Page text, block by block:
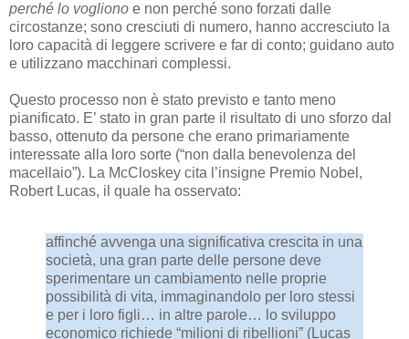
perché lo vogliono e non perché sono forzati dalle
circostanze; sono cresciuti di numero, hanno accresciuto la
loro capacità di leggere scrivere e far di conto; guidano auto
e utilizzano macchinari complessi.
Questo processo non è stato previsto e tanto meno
pianificato. E’ stato in gran parte il risultato di uno sforzo dal
basso, ottenuto da persone che erano primariamente
interessate alla loro sorte (“non dalla benevolenza del
macellaio”). La McCloskey cita l’insigne Premio Nobel,
Robert Lucas, il quale ha osservato:
affinché avvenga una significativa crescita in una
società, una gran parte delle persone deve
sperimentare un cambiamento nelle proprie
possibilità di vita, immaginandolo per loro stessi
e per i loro figli… in altre parole… lo sviluppo
economico richiede “milioni di ribellioni” (Lucas